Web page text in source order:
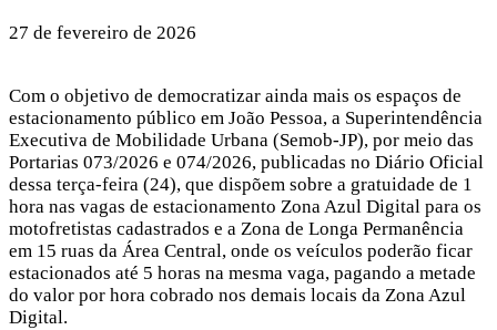
27 de fevereiro de 2026
Com o objetivo de democratizar ainda mais os espaços de
estacionamento público em João Pessoa, a Superintendência
Executiva de Mobilidade Urbana (Semob-JP), por meio das
Portarias 073/2026 e 074/2026, publicadas no Diário Oficial
dessa terça-feira (24), que dispõem sobre a gratuidade de 1
hora nas vagas de estacionamento Zona Azul Digital para os
motofretistas cadastrados e a Zona de Longa Permanência
em 15 ruas da Área Central, onde os veículos poderão ficar
estacionados até 5 horas na mesma vaga, pagando a metade
do valor por hora cobrado nos demais locais da Zona Azul
Digital.